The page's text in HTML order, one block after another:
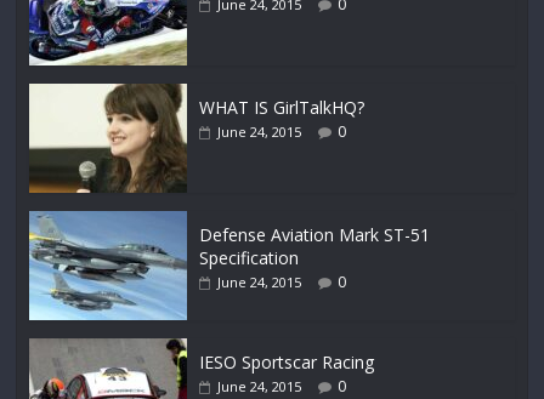
June 24, 2015 0
WHAT IS GirlTalkHQ?
June 24, 2015 0
Defense Aviation Mark ST-51
Specification
June 24, 2015 0
IESO Sportscar Racing
June 24, 2015 0